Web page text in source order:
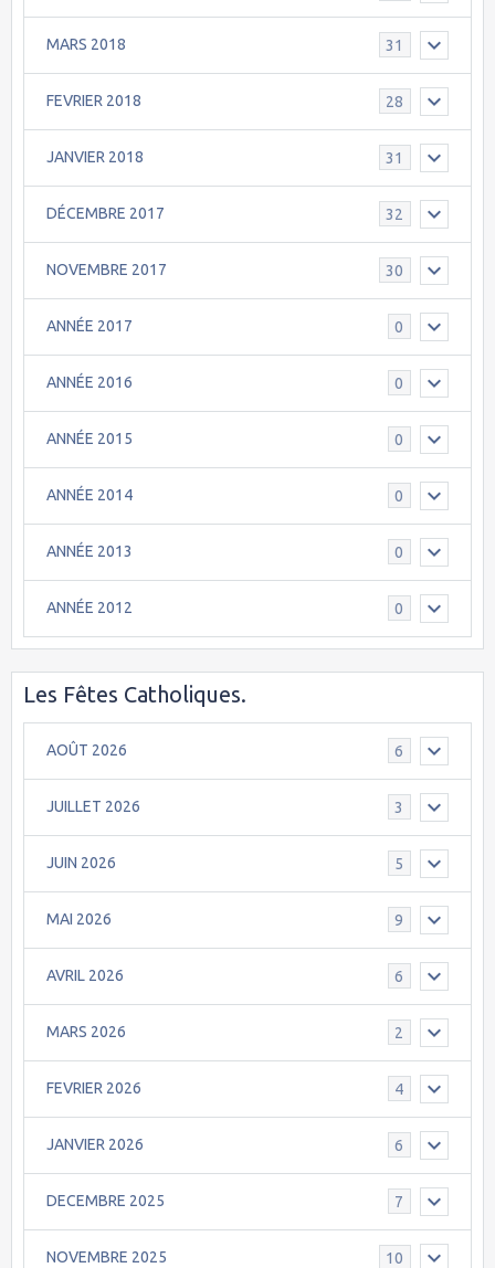
MARS 2018 31
FEVRIER 2018 28
JANVIER 2018 31
DÉCEMBRE 2017 32
NOVEMBRE 2017 30
ANNÉE 2017 0
ANNÉE 2016 0
ANNÉE 2015 0
ANNÉE 2014 0
ANNÉE 2013 0
ANNÉE 2012 0
Les Fêtes Catholiques.
AOÛT 2026 6
JUILLET 2026 3
JUIN 2026 5
MAI 2026 9
AVRIL 2026 6
MARS 2026 2
FEVRIER 2026 4
JANVIER 2026 6
DECEMBRE 2025 7
NOVEMBRE 2025 10